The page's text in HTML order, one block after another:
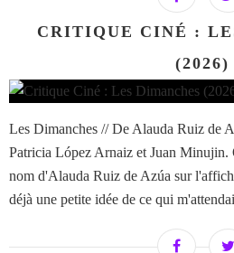
CRITIQUE CINÉ :
(2026)
Les Dimanches // De Alauda Ruiz de
Patricia López Arnaiz et Juan Minujin.
nom d'Alauda Ruiz de Azúa sur
déjà une petite idée de ce qui